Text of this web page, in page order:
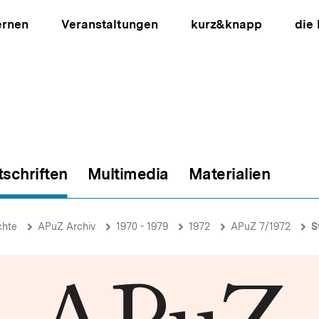
Veranstaltungen kurz&knapp die
Multimedia Materialien
APuZ Archiv 1970 - 1979 1972 APuZ 7/1972